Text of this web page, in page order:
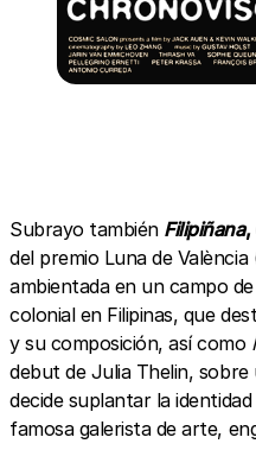
Subrayo también Filipiñana,
del premio Luna de
ambientada en un campo
colonial en Filipinas, que
y su composición, así como
debut de Julia Thelin, sobre
decide suplantar la
famosa galerista de arte,